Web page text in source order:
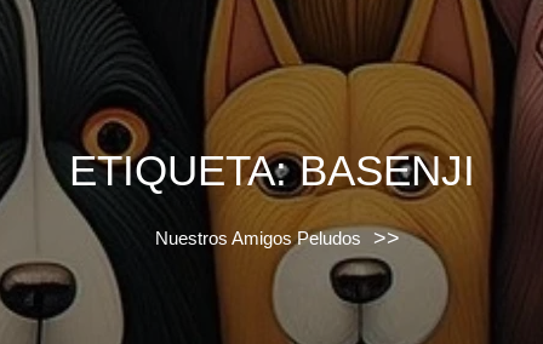
ETIQUETA:BASENJI
Nuestros Amigos Peludos >>